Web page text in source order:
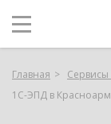
Главная
1С-ЭПД в